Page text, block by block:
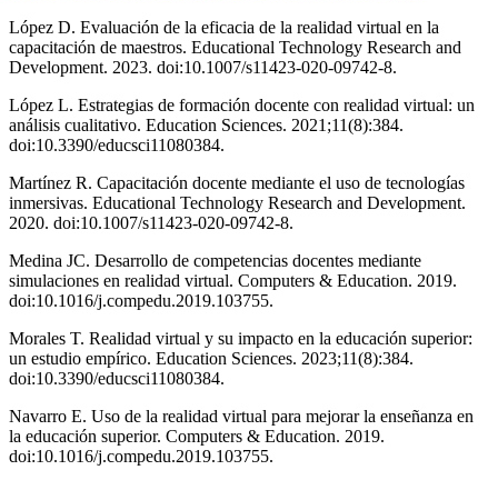
López D. Evaluación de la eficacia de la realidad virtual en la
capacitación de maestros. Educational Technology Research and
Development. 2023. doi:10.1007/s11423-020-09742-8.
López L. Estrategias de formación docente con realidad virtual: un
análisis cualitativo. Education Sciences. 2021;11(8):384.
doi:10.3390/educsci11080384.
Martínez R. Capacitación docente mediante el uso de tecnologías
inmersivas. Educational Technology Research and Development.
2020. doi:10.1007/s11423-020-09742-8.
Medina JC. Desarrollo de competencias docentes mediante
simulaciones en realidad virtual. Computers & Education. 2019.
doi:10.1016/j.compedu.2019.103755.
Morales T. Realidad virtual y su impacto en la educación superior:
un estudio empírico. Education Sciences. 2023;11(8):384.
doi:10.3390/educsci11080384.
Navarro E. Uso de la realidad virtual para mejorar la enseñanza en
la educación superior. Computers & Education. 2019.
doi:10.1016/j.compedu.2019.103755.